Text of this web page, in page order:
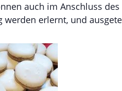
auch im Anschluss
werden erlernt, und